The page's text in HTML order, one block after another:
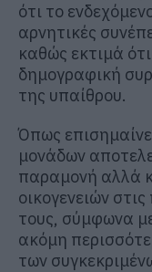
ότι το
αρνητικές
καθώς εκτιμά
δημογραφική
της υπαίθρου.
Όπως
μονάδων
παραμονή αλλά
οικογενειών
τους, σύμφωνα
ακόμη
των